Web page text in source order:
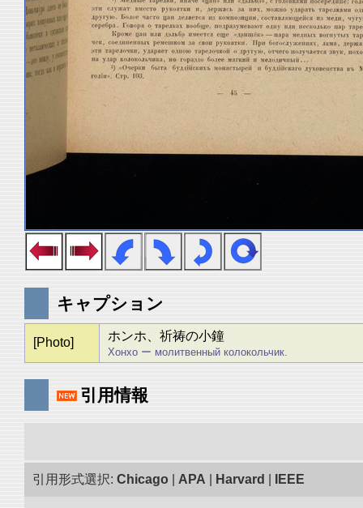
キャプション
[Photo] ホンホ、祈祷の小鐘
Хонхо ー молитвенный колокольчик.
引用情報
引用形式選択: Chicago APA Harvard IEEE